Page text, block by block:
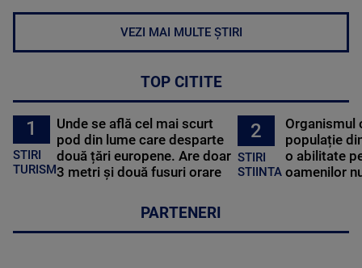
VEZI MAI MULTE ȘTIRI
TOP CITITE
1
STIRI
TURISM
Unde se află cel mai scurt
pod din lume care desparte
două țări europene. Are doar
3 metri și două fusuri orare
2
STIRI
STIINTA
Organismul
populație
o abilitate
oamenilor
PARTENERI